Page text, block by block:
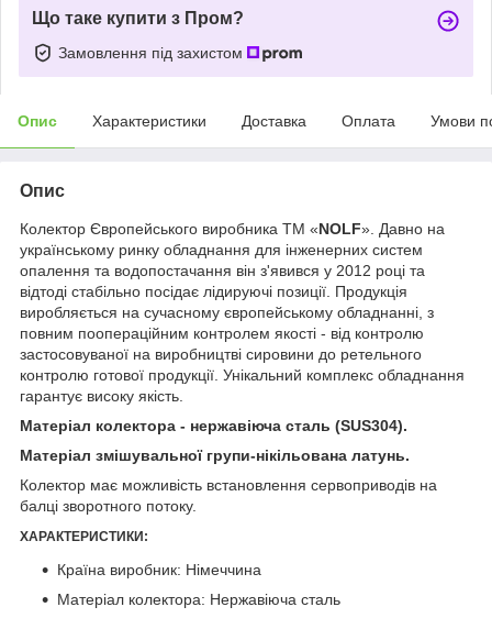
Що таке купити з Пром?
Замовлення під захистом
Опис Характеристики Доставка Оплата Умови
Опис
Колектор Європейського виробника ТМ «NOLF». Давно на
українському ринку обладнання для інженерних систем
опалення та водопостачання він з'явився у 2012 році та
відтоді стабільно посідає лідируючі позиції. Продукція
виробляється на сучасному європейському обладнанні, з
повним поопераційним контролем якості - від контролю
застосовуваної на виробництві сировини до ретельного
контролю готової продукції. Унікальний комплекс обладнання
гарантує високу якість.
Матеріал колектора - нержавіюча сталь (SUS304).
Матеріал змішувальної групи-нікільована латунь.
Колектор має можливість встановлення сервоприводів на
балці зворотного потоку.
ХАРАКТЕРИСТИКИ:
Країна виробник: Німеччина
Матеріал колектора: Нержавіюча сталь